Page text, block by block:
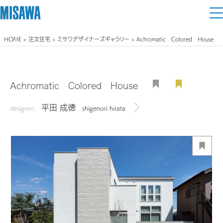
住まい
商品ラインアップ
テクノロジー（住まいの性能）
建築事例・建築実例
デザイナーズギャラリー
インテリア
個人のお客さま
賃貸住宅
賃貸併用住宅
店舗・各種施設
土地活用モデルルーム見学
リフォーム
戸建て・マンション
ミサワリフォームとは
リフォームの流れ
リフォームメニュー
複合開発・投資開発
複合開発事業（ASMACI-アスマチ-）
オーナーサポート
サポートメニュー
企業・IR情報
HOME > 注文住宅 > ミサワデザイナーズギャラリー > Achromatic Colored House
Achromatic Colored House
designer: 平田 成徳 shigenori hirata デザイナーを見る